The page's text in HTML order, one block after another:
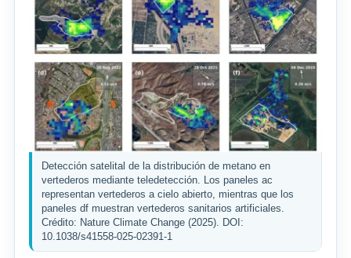
Detección satelital de la distribución de metano en
vertederos mediante teledetección. Los paneles ac
representan vertederos a cielo abierto, mientras que los
paneles df muestran vertederos sanitarios artificiales.
Crédito: Nature Climate Change (2025). DOI:
10.1038/s41558-025-02391-1